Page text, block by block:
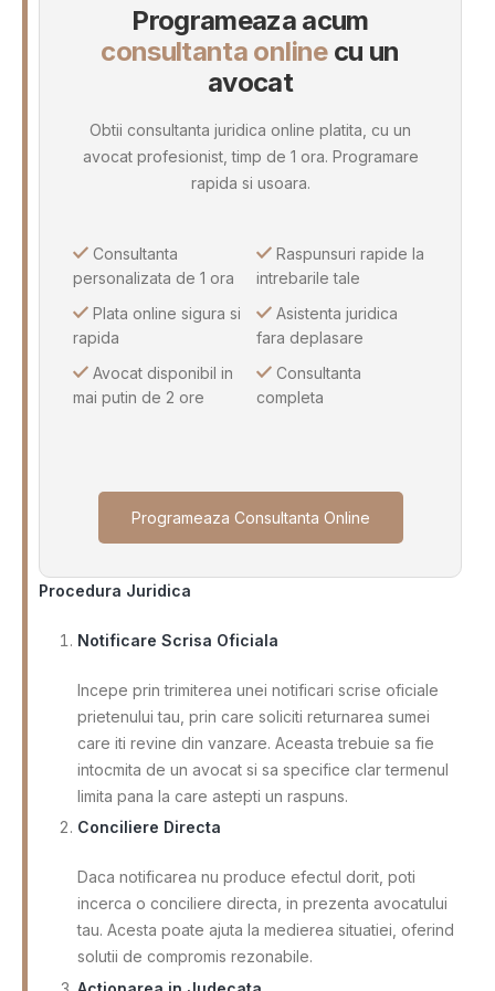
Programeaza acum
consultanta onlinecu un
avocat
Obtii consultanta juridica online platita, cu un
avocat profesionist, timp de 1 ora. Programare
rapida si usoara.
Consultanta
personalizata de 1 ora
Plata online sigura si
rapida
Avocat disponibil in
mai putin de 2 ore
Raspunsuri rapide la
intrebarile tale
Asistenta juridica
fara deplasare
Consultanta
completa
Programeaza Consultanta Online
Procedura Juridica
Notificare Scrisa Oficiala
Incepe prin trimiterea unei notificari scrise oficiale
prietenului tau, prin care soliciti returnarea sumei
care iti revine din vanzare. Aceasta trebuie sa fie
intocmita de un avocat si sa specifice clar termenul
limita pana la care astepti un raspuns.
Conciliere Directa
Daca notificarea nu produce efectul dorit, poti
incerca o conciliere directa, in prezenta avocatului
tau. Acesta poate ajuta la medierea situatiei, oferind
solutii de compromis rezonabile.